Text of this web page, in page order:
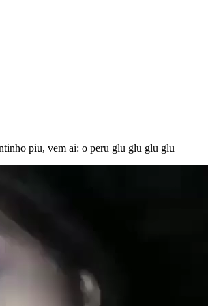
piu, vem ai: o peru glu glu glu glu